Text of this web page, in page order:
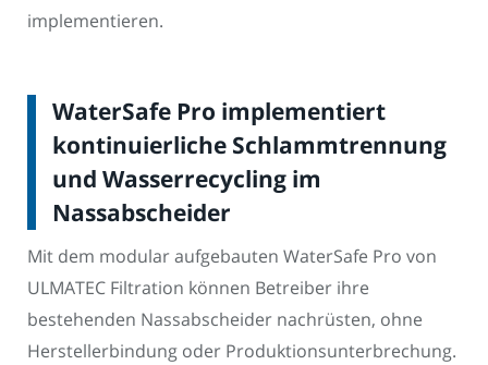
implementieren.
WaterSafe Pro implementiert
kontinuierliche Schlammtrennung
und Wasserrecycling im
Nassabscheider
Mit dem modular aufgebauten WaterSafe Pro von
ULMATEC Filtration können Betreiber ihre
bestehenden Nassabscheider nachrüsten, ohne
Herstellerbindung oder Produktionsunterbrechung.